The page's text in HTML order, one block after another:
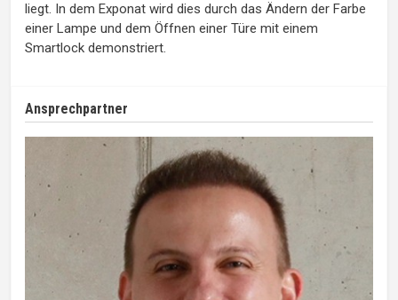
liegt. In dem Exponat wird dies durch das Ändern der Farbe
einer Lampe und dem Öffnen einer Türe mit einem
Smartlock demonstriert.
Ansprechpartner